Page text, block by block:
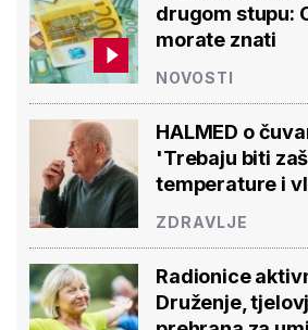
drugom stupu:
morate znati
NOVOSTI
HALMED o
'Trebaju biti
temperature i
ZDRAVLJE
Radionice
Druženje,